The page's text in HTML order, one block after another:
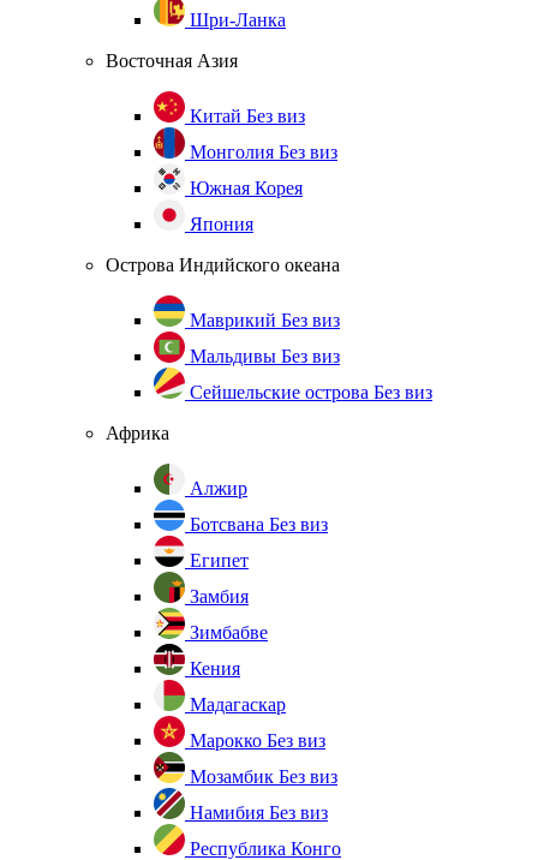
Шри-Ланка
Восточная Азия
Китай Без виз
Монголия Без виз
Южная Корея
Япония
Острова Индийского океана
Маврикий Без виз
Мальдивы Без виз
Сейшельские острова Без виз
Африка
Алжир
Ботсвана Без виз
Египет
Замбия
Зимбабве
Кения
Мадагаскар
Марокко Без виз
Мозамбик Без виз
Намибия Без виз
Республика Конго